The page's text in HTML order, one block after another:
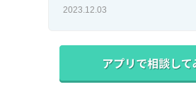
2023.12.03